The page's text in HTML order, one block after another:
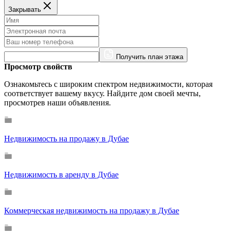
Закрывать
Получить план этажа
Просмотр свойств
Ознакомьтесь с широким спектром недвижимости, которая
соответствует вашему вкусу. Найдите дом своей мечты,
просмотрев наши объявления.
Недвижимость на продажу в Дубае
Недвижимость в аренду в Дубае
Коммерческая недвижимость на продажу в Дубае